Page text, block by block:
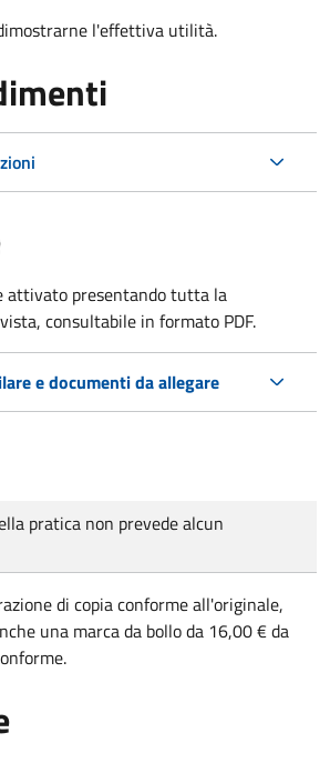
l'effettiva utilità.
attivato presentando tutta la
consultabile in formato PDF.
e documenti da allegare
pratica non prevede alcun
di copia conforme all'originale,
una marca da bollo da 16,00 € da